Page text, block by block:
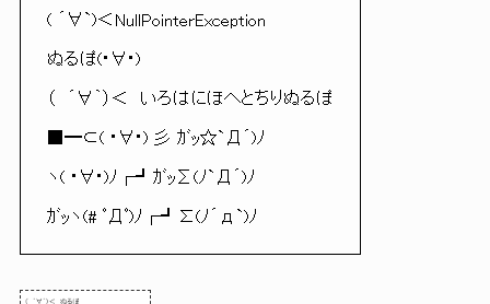
( ´∀`)＜NullPointerException
ぬるぽ(･∀･)
（　´∀｀）＜　いろはにほへとちりぬるぽ
■━⊂( ･∀･) 彡 ｶﾞｯ☆`Д´)ﾉ
ヽ( ･∀･)ﾉ┌┛ｶﾞｯΣ(ﾉ`Д´)ﾉ
ｶﾞｯヽ(# ﾟДﾟ)ﾉ┌┛∑(ﾉ´д`)ﾉ